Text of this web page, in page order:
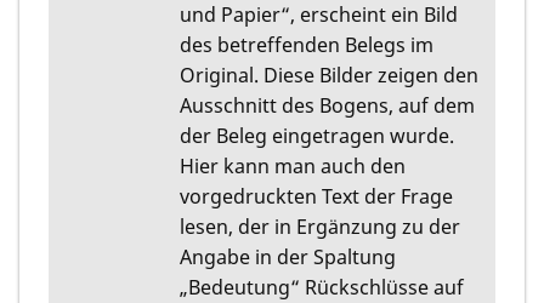
und Papier“, erscheint ein Bild
des betreffenden Belegs im
Original. Diese Bilder zeigen den
Ausschnitt des Bogens, auf dem
der Beleg eingetragen wurde.
Hier kann man auch den
vorgedruckten Text der Frage
lesen, der in Ergänzung zu der
Angabe in der Spaltung
„Bedeutung“ Rückschlüsse auf